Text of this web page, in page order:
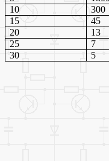
10
300
15
45
20
13
25
7
30
5